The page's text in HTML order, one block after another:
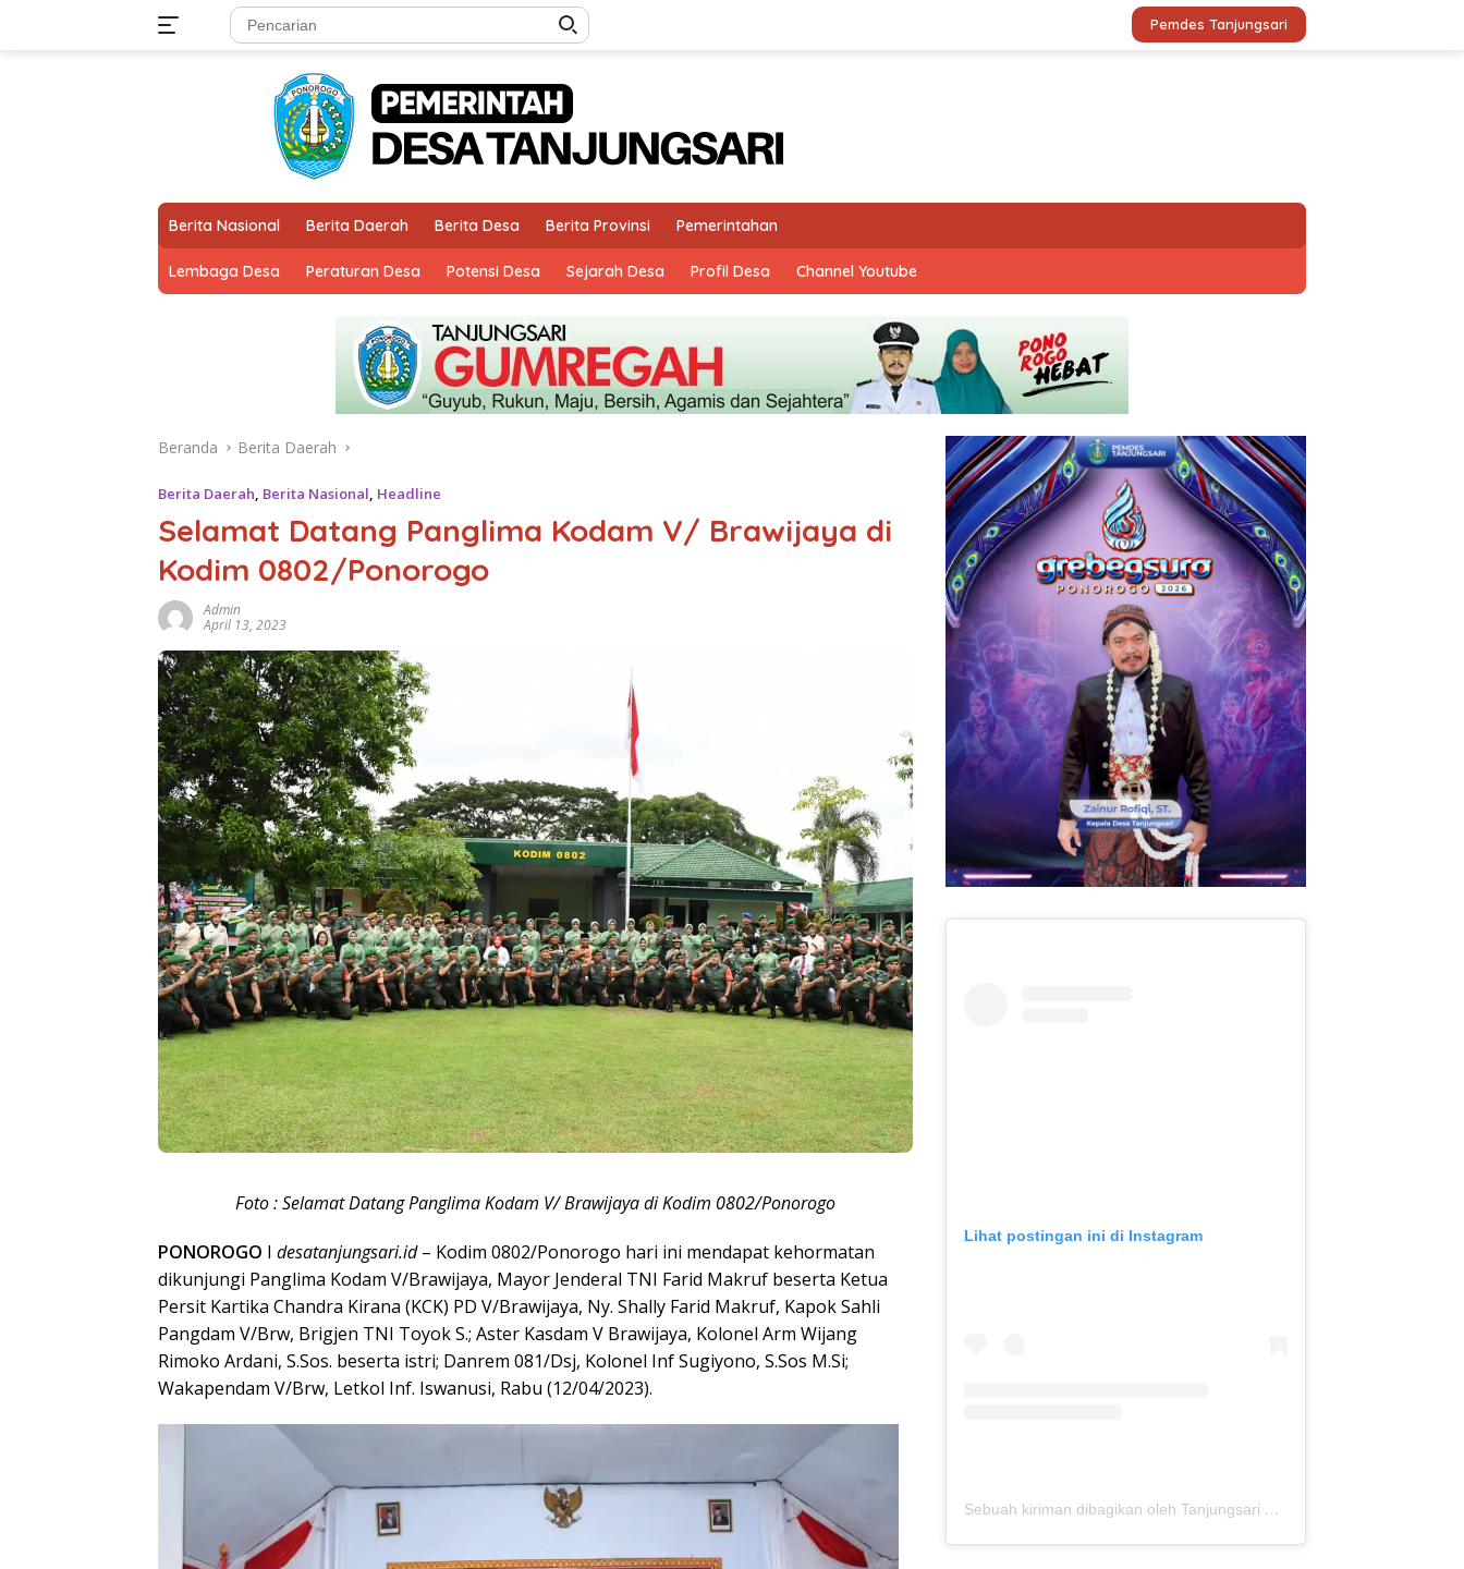
Pemdes Tanjungsari
Berita Nasional Berita Daerah Berita Desa Berita Provinsi Pemerintahan
Lembaga Desa Peraturan Desa Potensi Desa Sejarah Desa Profil Desa Channel Youtube
Beranda Berita Daerah
Berita Daerah, Berita Nasional, Headline
Selamat Datang Panglima Kodam V/ Brawijaya di
Kodim 0802/Ponorogo
Admin
April 13, 2023
Foto : Selamat Datang Panglima Kodam V/ Brawijaya di Kodim 0802/Ponorogo
PONOROGO I desatanjungsari.id– Kodim 0802/Ponorogo hari ini mendapat kehormatan
dikunjungi Panglima Kodam V/Brawijaya, Mayor Jenderal TNI Farid Makruf beserta Ketua
Persit Kartika Chandra Kirana (KCK) PD V/Brawijaya, Ny. Shally Farid Makruf, Kapok Sahli
Pangdam V/Brw, Brigjen TNI Toyok S.; Aster Kasdam V Brawijaya, Kolonel Arm Wijang
Rimoko Ardani, S.Sos. beserta istri; Danrem 081/Dsj, Kolonel Inf Sugiyono, S.Sos M.Si;
Wakapendam V/Brw, Letkol Inf. Iswanusi, Rabu (12/04/2023).
Lihat postingan ini di Instagram
Sebuah kiriman dibagikan oleh Tanjungsari Ponorogo (@tanjungsari.ponorogo)